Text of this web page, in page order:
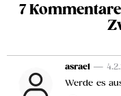
7
asrael —
Werde es